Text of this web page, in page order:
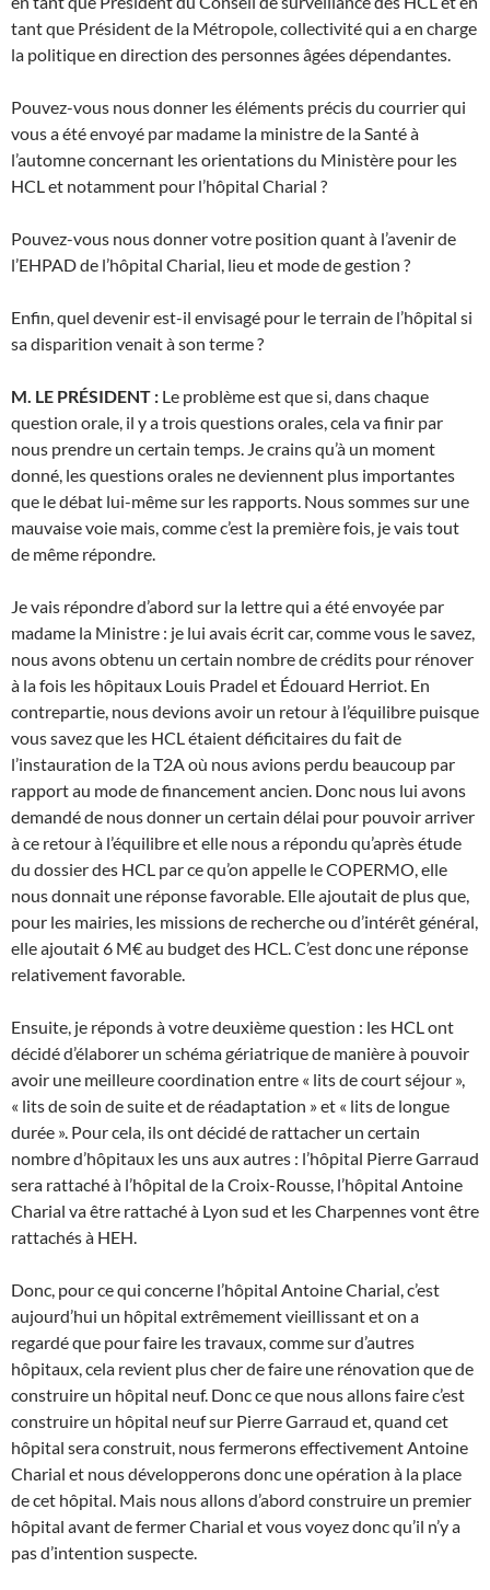
tant que Président de la Métropole, collectivité qui a en charge
la politique en direction des personnes âgées dépendantes.
Pouvez-vous nous donner les éléments précis du courrier qui
vous a été envoyé par madame la ministre de la Santé à
l’automne concernant les orientations du Ministère pour les
HCL et notamment pour l’hôpital Charial ?
Pouvez-vous nous donner votre position quant à l’avenir de
l’EHPAD de l’hôpital Charial, lieu et mode de gestion ?
Enfin, quel devenir est-il envisagé pour le terrain de l’hôpital si
sa disparition venait à son terme ?
M. LE PRÉSIDENT : Le problème est que si, dans chaque
question orale, il y a trois questions orales, cela va finir par
nous prendre un certain temps. Je crains qu’à un moment
donné, les questions orales ne deviennent plus importantes
que le débat lui-même sur les rapports. Nous sommes sur une
mauvaise voie mais, comme c’est la première fois, je vais tout
de même répondre.
Je vais répondre d’abord sur la lettre qui a été envoyée par
madame la Ministre : je lui avais écrit car, comme vous le savez,
nous avons obtenu un certain nombre de crédits pour rénover
à la fois les hôpitaux Louis Pradel et Édouard Herriot. En
contrepartie, nous devions avoir un retour à l’équilibre puisque
vous savez que les HCL étaient déficitaires du fait de
l’instauration de la T2A où nous avions perdu beaucoup par
rapport au mode de financement ancien. Donc nous lui avons
demandé de nous donner un certain délai pour pouvoir arriver
à ce retour à l’équilibre et elle nous a répondu qu’après étude
du dossier des HCL par ce qu’on appelle le COPERMO, elle
nous donnait une réponse favorable. Elle ajoutait de plus que,
pour les mairies, les missions de recherche ou d’intérêt général,
elle ajoutait 6 M€ au budget des HCL. C’est donc une réponse
relativement favorable.
Ensuite, je réponds à votre deuxième question : les HCL ont
décidé d’élaborer un schéma gériatrique de manière à pouvoir
avoir une meilleure coordination entre « lits de court séjour »,
« lits de soin de suite et de réadaptation » et « lits de longue
durée ». Pour cela, ils ont décidé de rattacher un certain
nombre d’hôpitaux les uns aux autres : l’hôpital Pierre Garraud
sera rattaché à l’hôpital de la Croix-Rousse, l’hôpital Antoine
Charial va être rattaché à Lyon sud et les Charpennes vont être
rattachés à HEH.
Donc, pour ce qui concerne l’hôpital Antoine Charial, c’est
aujourd’hui un hôpital extrêmement vieillissant et on a
regardé que pour faire les travaux, comme sur d’autres
hôpitaux, cela revient plus cher de faire une rénovation que de
construire un hôpital neuf. Donc ce que nous allons faire c’est
construire un hôpital neuf sur Pierre Garraud et, quand cet
hôpital sera construit, nous fermerons effectivement Antoine
Charial et nous développerons donc une opération à la place
de cet hôpital. Mais nous allons d’abord construire un premier
hôpital avant de fermer Charial et vous voyez donc qu’il n’y a
pas d’intention suspecte.